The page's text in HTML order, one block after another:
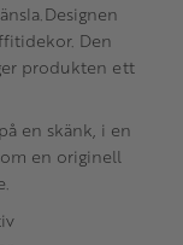
Den
produkten ett
en skänk, i en
en originell